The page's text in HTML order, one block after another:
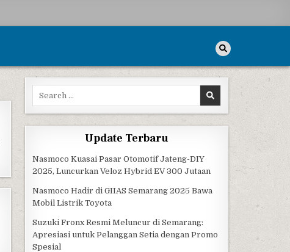
Search for:
Update Terbaru
Nasmoco Kuasai Pasar Otomotif Jateng-DIY
2025, Luncurkan Veloz Hybrid EV 300 Jutaan
Nasmoco Hadir di GIIAS Semarang 2025 Bawa
Mobil Listrik Toyota
Suzuki Fronx Resmi Meluncur di Semarang:
Apresiasi untuk Pelanggan Setia dengan Promo
Spesial